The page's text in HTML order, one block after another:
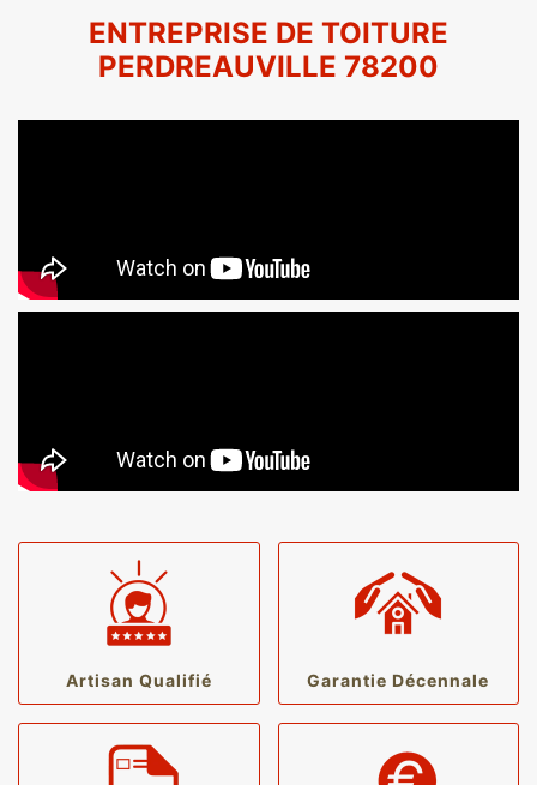
ENTREPRISE DE TOITURE
PERDREAUVILLE 78200
Artisan Qualifié Garantie Décennale